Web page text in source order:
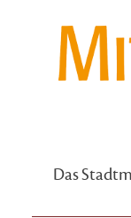
Das